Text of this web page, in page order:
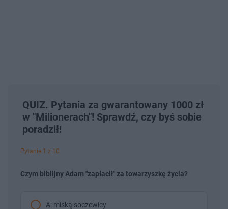
QUIZ. Pytania za gwarantowany 1000 zł
w "Milionerach"! Sprawdź, czy byś sobie
poradził!
Pytanie 1 z 10
Czym biblijny Adam "zapłacił" za towarzyszkę życia?
A: miską soczewicy